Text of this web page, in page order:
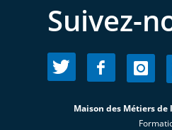
Suivez-
Maison des Métiers de